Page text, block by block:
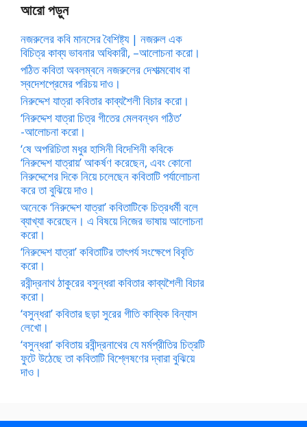
আরো পড়ুন
নজরুলের কবি মানসের বৈশিষ্ট্য | নজরুল এক
বিচিত্র কাব্য ভাবনার অধিকারী, –আলোচনা করো।
পঠিত কবিতা অবলম্বনে নজরুলের দেশাত্মবোধ বা
স্বদেশপ্রেমের পরিচয় দাও।
নিরুদ্দেশ যাত্রা কবিতার কাব্যশৈলী বিচার করো।
‘নিরুদ্দেশ যাত্রা চিত্র গীতের মেলবন্ধন গঠিত’
-আলোচনা করো।
‘ষে অপরিচিতা মধুর হাসিনী বিদেশিনী কবিকে
‘নিরুদ্দেশ যাত্রায়’ আকর্ষণ করেছেন, এবং কোনো
নিরুদ্দেশের দিকে নিয়ে চলেছেন কবিতাটি পর্যালোচনা
করে তা বুঝিয়ে দাও।
অনেকে ‘নিরুদ্দেশ যাত্রা’ কবিতাটিকে চিত্রধর্মী বলে
ব্যাখ্যা করেছেন। এ বিষয়ে নিজের ভাষায় আলোচনা
করো।
‘নিরুদ্দেশ যাত্রা’ কবিতাটির তাৎপর্য সংক্ষেপে বিবৃতি
করো।
রবীন্দ্রনাথ ঠাকুরের বসুন্ধরা কবিতার কাব্যশৈলী বিচার
করো।
‘বসুন্ধরা’ কবিতার ছড়া সুরের গীতি কাব্যিক বিন্যাস
লেখো।
‘বসুন্ধরা’ কবিতায় রবীন্দ্রনাথের যে মর্মপ্রীতির চিত্রটি
ফুটে উঠেছে তা কবিতাটি বিশ্লেষণের দ্বারা বুঝিয়ে
দাও।